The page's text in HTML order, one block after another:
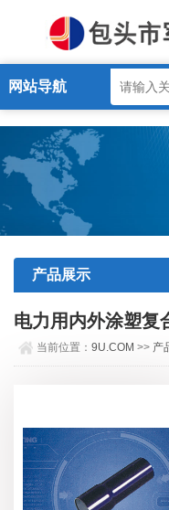
9U.COM
网站导航
产品展示
电力用内外涂塑复
当前位置：9U.COM >> 产